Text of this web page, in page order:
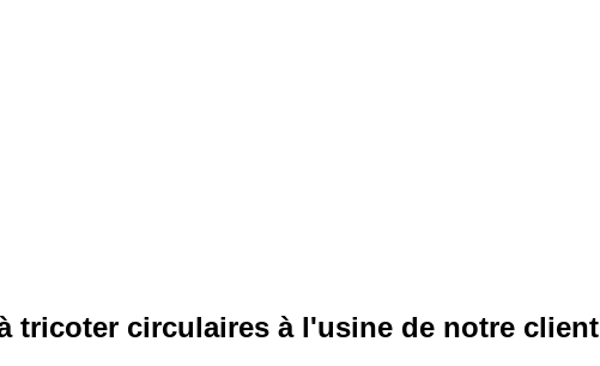
tricoter circulaires à l'usine de notre client